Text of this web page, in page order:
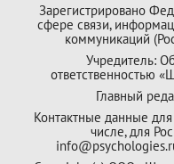
Зарегистрировано
сфере связи,
коммуникаций
Учредитель:
ответственностью
Главный
Контактные данные
числе, для